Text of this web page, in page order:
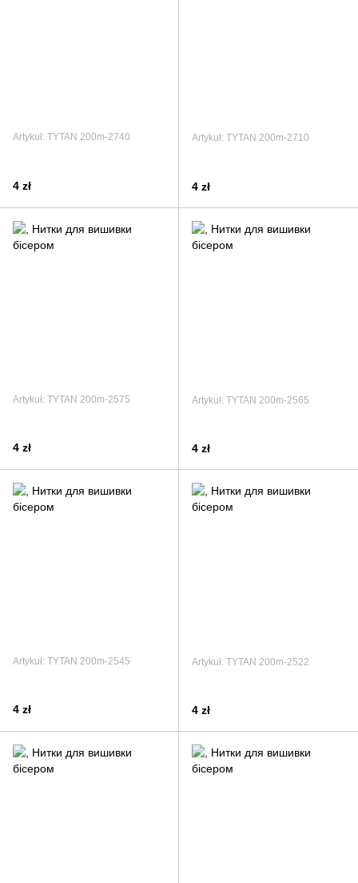
Artykuł: TYTAN 200m-2740
4 zł
Artykuł: TYTAN 200m-2710
4 zł
Artykuł: TYTAN 200m-2575
4 zł
Artykuł: TYTAN 200m-2565
4 zł
Artykuł: TYTAN 200m-2545
4 zł
Artykuł: TYTAN 200m-2522
4 zł